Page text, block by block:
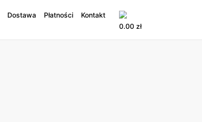
Dostawa Płatności
Kontakt
0.00 zł